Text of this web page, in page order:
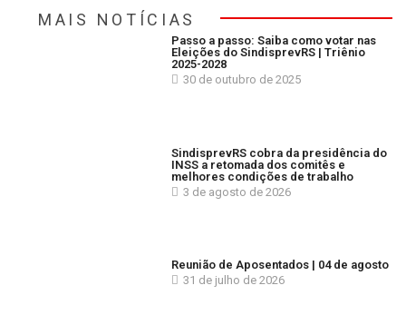
MAIS NOTÍCIAS
Passo a passo: Saiba como votar nas
Eleições do SindisprevRS | Triênio
2025-2028
30 de outubro de 2025
SindisprevRS cobra da presidência do
INSS a retomada dos comitês e
melhores condições de trabalho
3 de agosto de 2026
Reunião de Aposentados | 04 de agosto
31 de julho de 2026